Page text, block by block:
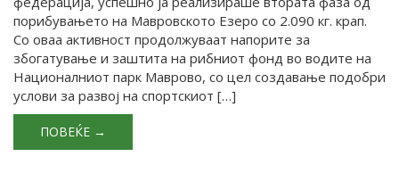
порибувањето на Мавровското Езеро со 2.090 кг. крап.
Со оваа активност продолжуваат напорите за
збогатување и заштита на рибниот фонд во водите на
Националниот парк Маврово, со цел создавање подобри
услови за развој на спортскиот […]
ПОВЕЌЕ →